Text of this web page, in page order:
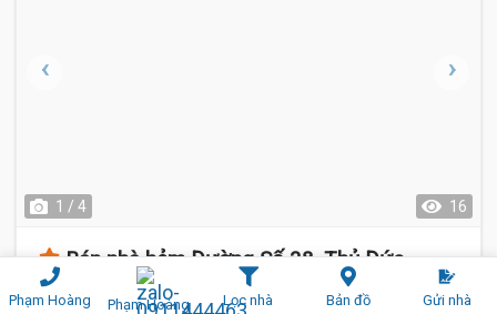
Phạm Hoàng Phạm Hoàng Lọc nhà Bản đồ Gửi nhà
1 / 4 16
Bán nhà hẻm Đường Số 38, Thủ Đức,
133.9 m² (7.5m x 23m)